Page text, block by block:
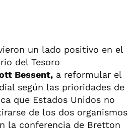
un lado positivo en el
del Tesoro
Bessent, a reformular el
según las prioridades de
que Estados Unidos no
de los dos organismos
la conferencia de Bretton